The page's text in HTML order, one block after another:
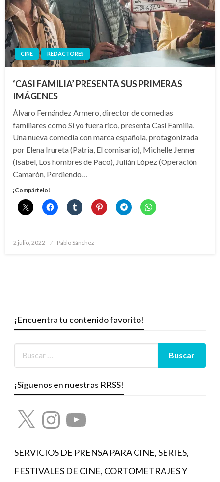
CINE REDACTORES
‘CASI FAMILIA’ PRESENTA SUS PRIMERAS
IMÁGENES
Álvaro Fernández Armero, director de comedias
familiares como Si yo fuera rico, presenta Casi Familia.
Una nueva comedia con marca española, protagonizada
por Elena Irureta (Patria, El comisario), Michelle Jenner
(Isabel, Los hombres de Paco), Julián López (Operación
Camarón, Perdiendo…
¡Compártelo!
Publicado
2 julio, 2022 Pablo Sánchez
¡Encuentra tu contenido favorito!
¡Síguenos en nuestras RRSS!
X InstagramYouTube
SERVICIOS DE PRENSA PARA CINE, SERIES,
FESTIVALES DE CINE, CORTOMETRAJES Y